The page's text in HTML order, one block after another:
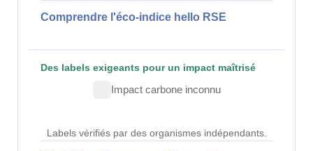
Comprendre l'éco-indice hello RSE
Des labels exigeants pour un impact maîtrisé
Impact carbone inconnu
Labels vérifiés par des organismes indépendants.